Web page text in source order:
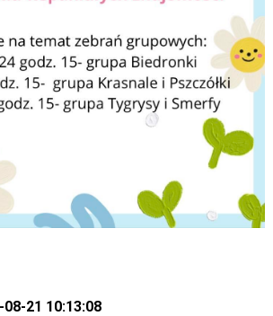
08-21 10:13:08